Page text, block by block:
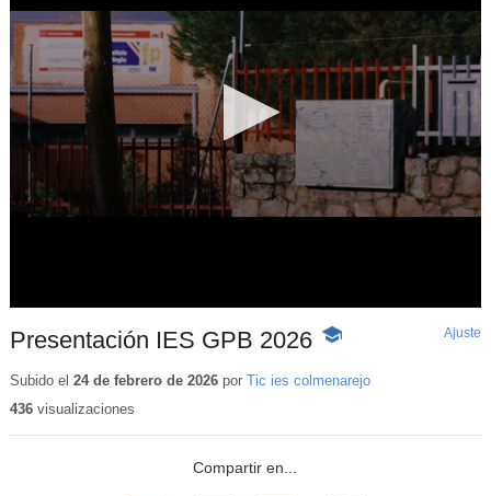
Presentación IES GPB 2026 -
educativo
Ajuste
Subido el 24 de febrero de 2026por Tic ies colmenarejo
436visualizaciones